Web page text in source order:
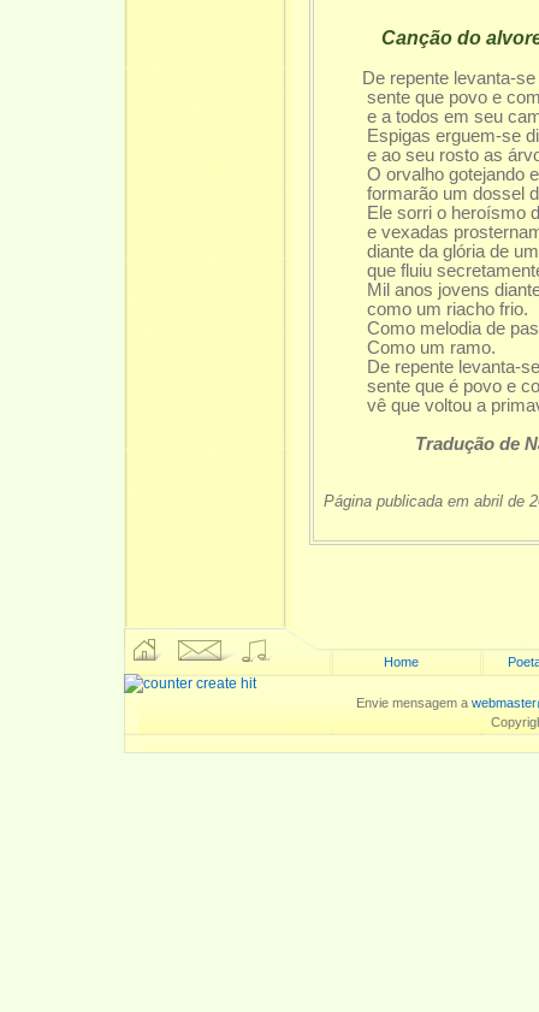
Canção do
De repente levanta-
sente que povo e
e a todos em seu
Espigas erguem-se
e ao seu rosto as
O orvalho gotejando e
formarão um dossel
Ele sorri o heroísmo
e vexadas
diante da glória de um
que fluiu
Mil anos jovens diante
como um riacho frio.
Como melodia de
Como um ramo.
De repente levanta-se
sente que é povo e
vê que voltou a
Tradução de
Página publicada em abril de
Home
Envie mensagem a